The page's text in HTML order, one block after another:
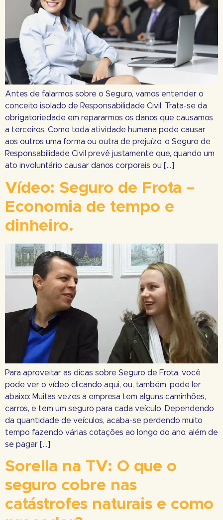
Antes de falarmos sobre o Seguro, vamos entender o
conceito isolado de Responsabilidade Civil: Trata-se da
obrigatoriedade em repararmos os danos que causamos
a terceiros. Como toda atividade humana pode causar
aos outros uma forma ou outra de prejuízo, o Seguro de
Responsabilidade Civil prevê justamente que, quando um
ato involuntário causar danos corporais ou […]
Vídeo: Seguro de Frota –
Economia de tempo e
dinheiro.
Para aproveitar as dicas sobre Seguro de Frota, você
pode ver o vídeo clicando aqui, ou, também, pode ler
abaixo: Muitas vezes a empresa tem alguns caminhões,
carros, e tem um seguro para cada veículo. Dependendo
da quantidade de veículos, acaba-se perdendo muito
tempo fazendo várias cotações ao longo do ano, além de
se pagar […]
Sorella na TV: O que o
seguro cobre nas
catástrofes naturais e como